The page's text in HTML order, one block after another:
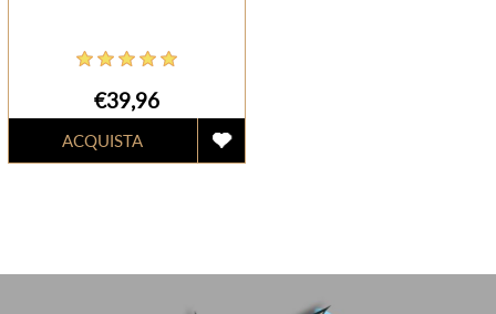
€39,96